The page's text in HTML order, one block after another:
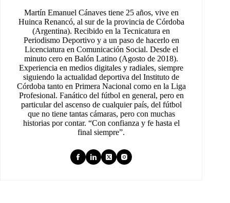
Martín Emanuel Cánaves tiene 25 años, vive en
Huinca Renancó, al sur de la provincia de Córdoba
(Argentina). Recibido en la Tecnicatura en
Periodismo Deportivo y a un paso de hacerlo en
Licenciatura en Comunicación Social. Desde el
minuto cero en Balón Latino (Agosto de 2018).
Experiencia en medios digitales y radiales, siempre
siguiendo la actualidad deportiva del Instituto de
Córdoba tanto en Primera Nacional como en la Liga
Profesional. Fanático del fútbol en general, pero en
particular del ascenso de cualquier país, del fútbol
que no tiene tantas cámaras, pero con muchas
historias por contar. “Con confianza y fe hasta el
final siempre”.